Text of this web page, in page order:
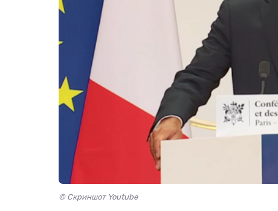
© Скриншот Youtube